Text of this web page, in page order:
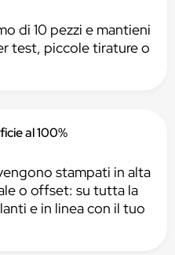
di 10 pezzi e mantieni
test, piccole tirature o
al 100%
stampati in alta
o offset: su tutta la
e in linea con il tuo